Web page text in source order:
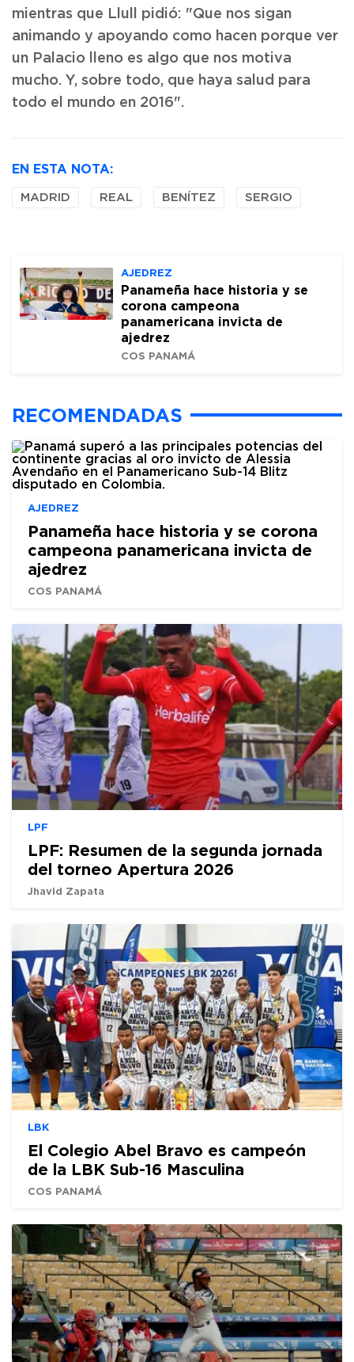
mientras que Llull pidió: "Que nos sigan
animando y apoyando como hacen porque ver
un Palacio lleno es algo que nos motiva
mucho. Y, sobre todo, que haya salud para
todo el mundo en 2016".
EN ESTA NOTA:
MADRID REAL BENÍTEZ SERGIO
AJEDREZ
Panameña hace historia y se
corona campeona
panamericana invicta de
ajedrez
COS PANAMÁ
RECOMENDADAS
AJEDREZ
Panameña hace historia y se corona
campeona panamericana invicta de
ajedrez
COS PANAMÁ
LPF
LPF: Resumen de la segunda jornada
del torneo Apertura 2026
Jhavid Zapata
LBK
El Colegio Abel Bravo es campeón
de la LBK Sub-16 Masculina
COS PANAMÁ